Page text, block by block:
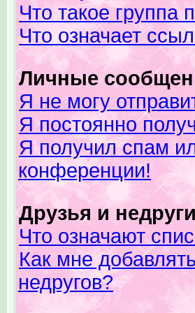
Что такое группа
Что означает
Личные
Я не могу
Я постоянно
Я получил спам
конференции!
Друзья и
Что означают
Как мне
недругов?